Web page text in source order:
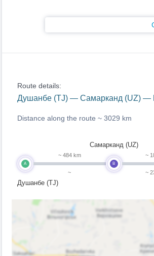
Route details:
Душанбе (TJ) — Самарканд (UZ) —
Distance along the route ~ 3029 km
A
Душанбе (TJ)
~ 484 km
~
B
Самарканд (UZ)
~
~